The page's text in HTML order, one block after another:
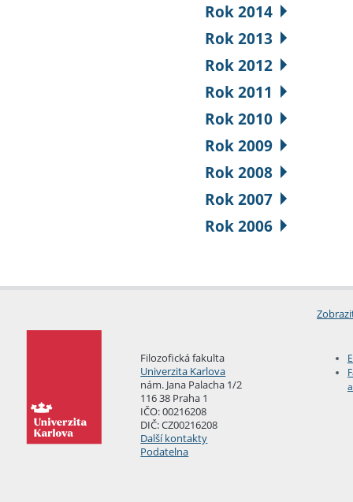
Rok 2014
Rok 2013
Rok 2012
Rok 2011
Rok 2010
Rok 2009
Rok 2008
Rok 2007
Rok 2006
Filozofická fakulta
Univerzita Karlova
nám. Jana Palacha 1/2
116 38 Praha 1
IČO: 00216208
DIČ: CZ00216208
Další kontakty
Podatelna